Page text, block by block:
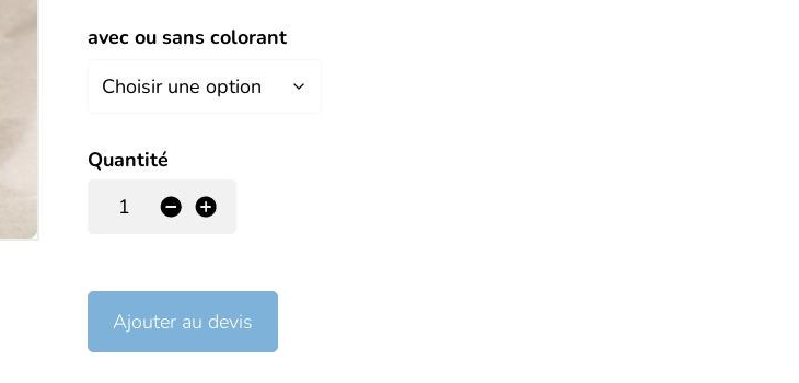
avec ou sans colorant
Quantité
+
-
Ajouter au devis